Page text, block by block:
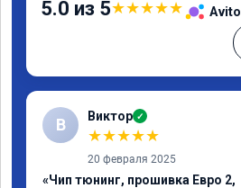
5.0 из 5★★★★★ Avito
В Виктор ✓
★★★★★
20 февраля 2025
«Чип тюнинг, прошивка Евро 2,